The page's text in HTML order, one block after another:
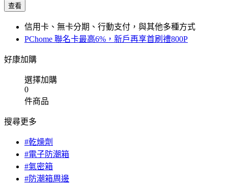
查看
信用卡、無卡分期、行動支付，與其他多種方式
PChome 聯名卡最高6%，新戶再享首刷禮800P
好康加購
選擇加購
0
件商品
搜尋更多
#乾燥劑
#電子防潮箱
#氣密箱
#防潮箱周邊